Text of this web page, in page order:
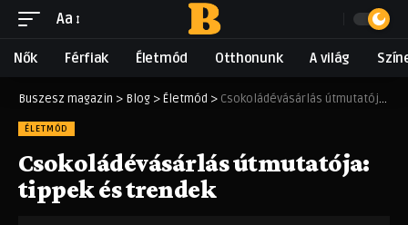
Aa
Nők Férfiak Életmód Otthonunk A világ
Buszesz magazin > Blog >Életmód > Csokoládévásárlás útmutatója: tippek és trendek
ÉLETMÓD
Csokoládévásárlás útmutatója:
tippek és trendek